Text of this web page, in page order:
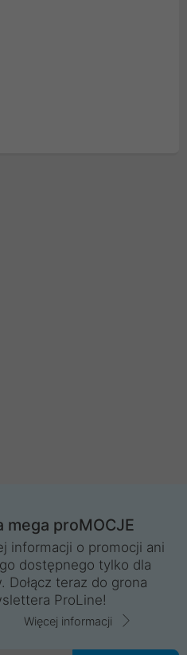
mega proMOCJE
informacji o promocji ani
dostępnego tylko dla
Dołącz teraz do grona
ProLine!
Więcej informacji